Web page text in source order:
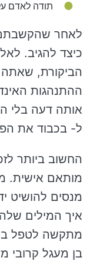
תודה לאדם
לאחר שהקשבתם
כיצד להגיב.
הביקורת, שאתה
ההתנהגות
אותה דעה בלי
ל- בכבוד את
החשוב ביותר
מותאם אישית.
מנסים להושיט
איך המילים
מתקשה לטפל ב
בן מעגל